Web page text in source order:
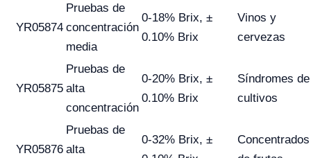
YR05874
Pruebas de
concentración
media
0-18% Brix, ±
0.10% Brix
Vinos y
cervezas
YR05875
Pruebas de
alta
concentración
0-20% Brix, ±
0.10% Brix
Síndromes de
cultivos
YR05876
Pruebas de
alta
0-32% Brix, ±
Concentrados